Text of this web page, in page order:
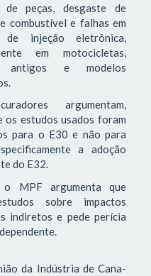
de peças, desgaste de
combustível e falhas em
de injeção eletrônica,
em motocicletas,
antigos e modelos
argumentam,
os estudos usados foram
para o E30 e não para
a adoção
do E32.
MPF argumenta que
sobre impactos
indiretos e pede perícia
da Indústria de Cana-